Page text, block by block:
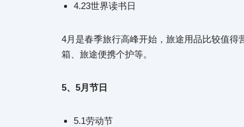
4.23世界读书日
4月是春季旅行高峰开始，旅途用品比较值
箱、旅途便携个护等。
5、5月节日
5.1劳动节